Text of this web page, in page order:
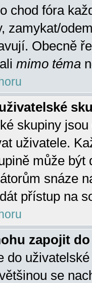
chod fóra
zamykat/
Obecně
mimo téma
skupiny
uživatele.
může
snáze
přístup na
zapojit
do
se